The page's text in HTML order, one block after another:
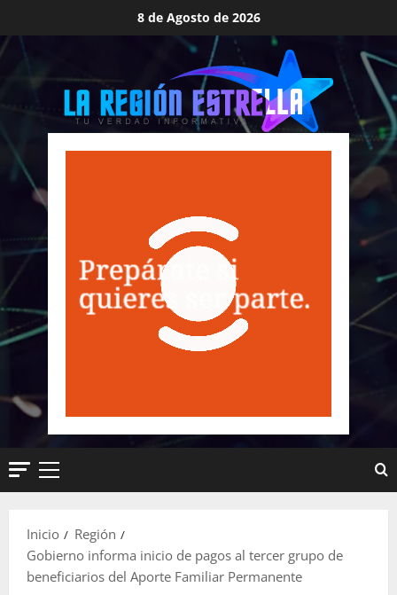
al
contenido
8 de Agosto de 2026
Menú
Inicio
Región
Gobierno informa inicio de pagos al tercer grupo de
beneficiarios del Aporte Familiar Permanente